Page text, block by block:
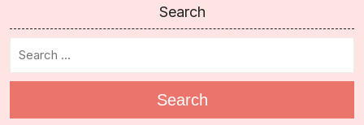
Search
Search